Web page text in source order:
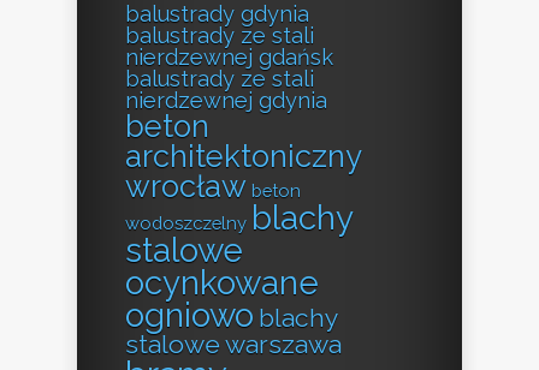
balustrady gdynia
balustrady ze stali
nierdzewnej gdańsk
balustrady ze stali
nierdzewnej gdynia
beton
architektoniczny
wrocław beton
wodoszczelny blachy
stalowe
ocynkowane
ogniowo blachy
stalowe warszawa